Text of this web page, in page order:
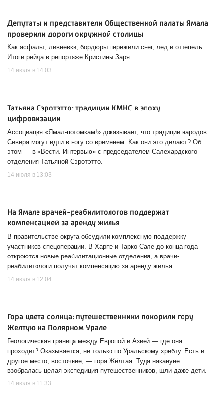
Депутаты и представители Общественной палаты Ямала
проверили дороги окружной столицы
Как асфальт, ливневки, бордюры пережили снег, лед и оттепель.
Итоги рейда в репортаже Кристины Заря.
14 июля в 14:03
Татьяна Сэротэтто: традиции КМНС в эпоху
цифровизации
Ассоциация «Ямал-потомкам!» доказывает, что традиции народов
Севера могут идти в ногу со временем. Как они это делают? Об
этом — в «Вести. Интервью» с председателем Салехардского
отделения Татьяной Сэротэтто.
14 июля в 13:03
На Ямале врачей-реабилитологов поддержат
компенсацией за аренду жилья
В правительстве округа обсудили комплексную поддержку
участников спецоперации. В Харпе и Тарко-Сале до конца года
откроются новые реабилитационные отделения, а врачи-
реабилитологи получат компенсацию за аренду жилья.
14 июля в 12:04
Гора цвета солнца: путешественники покорили гору
Желтую на Полярном Урале
Геологическая граница между Европой и Азией — где она
проходит? Оказывается, не только по Уральскому хребту. Есть и
другое место, восточнее, — гора Жёлтая. Туда накануне
взобралась целая экспедиция путешественников, шли даже дети.
14 июля в 11:33